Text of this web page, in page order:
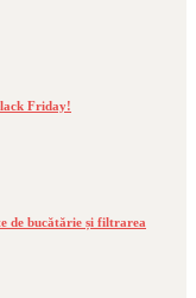
Friday!
de bucătărie și filtrarea